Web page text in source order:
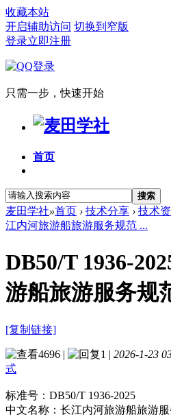
收藏本站
开启辅助访问 切换到窄版
登录立即注册
只需一步，快速开始
首页
搜索
麦田学社»首页 › 技术分享 › 技术
江内河旅游船旅游服务规范 ...
DB50/T 1936-
游船旅游服务规
[复制链接]
4696 | 1 | 2026-1-23
式
标准号： DB50/T 1936-2025
中文名称： 长江内河旅游船旅游